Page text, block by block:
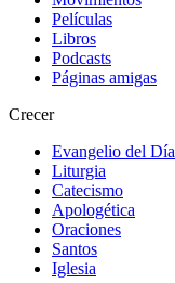
Películas
Libros
Podcasts
Páginas amigas
Crecer
Evangelio del Día
Liturgia
Catecismo
Apologética
Oraciones
Santos
Iglesia